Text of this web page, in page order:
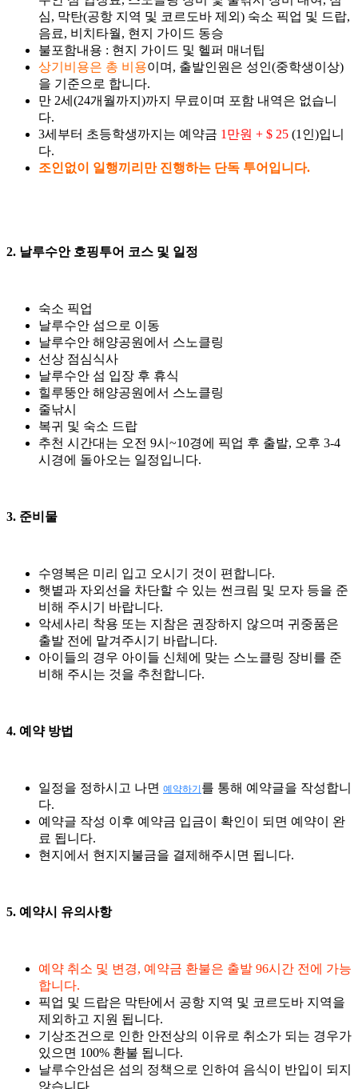
심, 막탄(공항 지역 및 코르도바 제외) 숙소 픽업 및 드랍,
음료, 비치타월, 현지 가이드 동승
불포함내용 : 현지 가이드 및 헬퍼 매너팁
상기비용은 총 비용이며, 출발인원은 성인(중학생이상)
을 기준으로 합니다.
만 2세(24개월까지)까지 무료이며 포함 내역은 없습니
다.
3세부터 초등학생까지는 예약금 1만원 + $ 25 (1인)입니
다.
조인없이 일행끼리만 진행하는 단독 투어입니다.
2. 날루수안 호핑투어 코스 및 일정
숙소 픽업
날루수안 섬으로 이동
날루수안 해양공원에서 스노클링
선상 점심식사
날루수안 섬 입장 후 휴식
힐루뚱안 해양공원에서 스노클링
줄낚시
복귀 및 숙소 드랍
추천 시간대는 오전 9시~10경에 픽업 후 출발, 오후 3-4
시경에 돌아오는 일정입니다.
3. 준비물
수영복은 미리 입고 오시기 것이 편합니다.
햇볕과 자외선을 차단할 수 있는 썬크림 및 모자 등을 준
비해 주시기 바랍니다.
악세사리 착용 또는 지참은 권장하지 않으며 귀중품은
출발 전에 맡겨주시기 바랍니다.
아이들의 경우 아이들 신체에 맞는 스노클링 장비를 준
비해 주시는 것을 추천합니다.
4. 예약 방법
일정을 정하시고 나면 예약하기 를 통해 예약글을 작성합니
다.
예약글 작성 이후 예약금 입금이 확인이 되면 예약이 완
료 됩니다.
현지에서 현지지불금을 결제해주시면 됩니다.
5. 예약시 유의사항
예약 취소 및 변경, 예약금 환불은 출발 96시간 전에 가능
합니다.
픽업 및 드랍은 막탄에서 공항 지역 및 코르도바 지역을
제외하고 지원 됩니다.
기상조건으로 인한 안전상의 이유로 취소가 되는 경우가
있으면 100% 환불 됩니다.
날루수안섬은 섬의 정책으로 인하여 음식이 반입이 되지
않습니다.